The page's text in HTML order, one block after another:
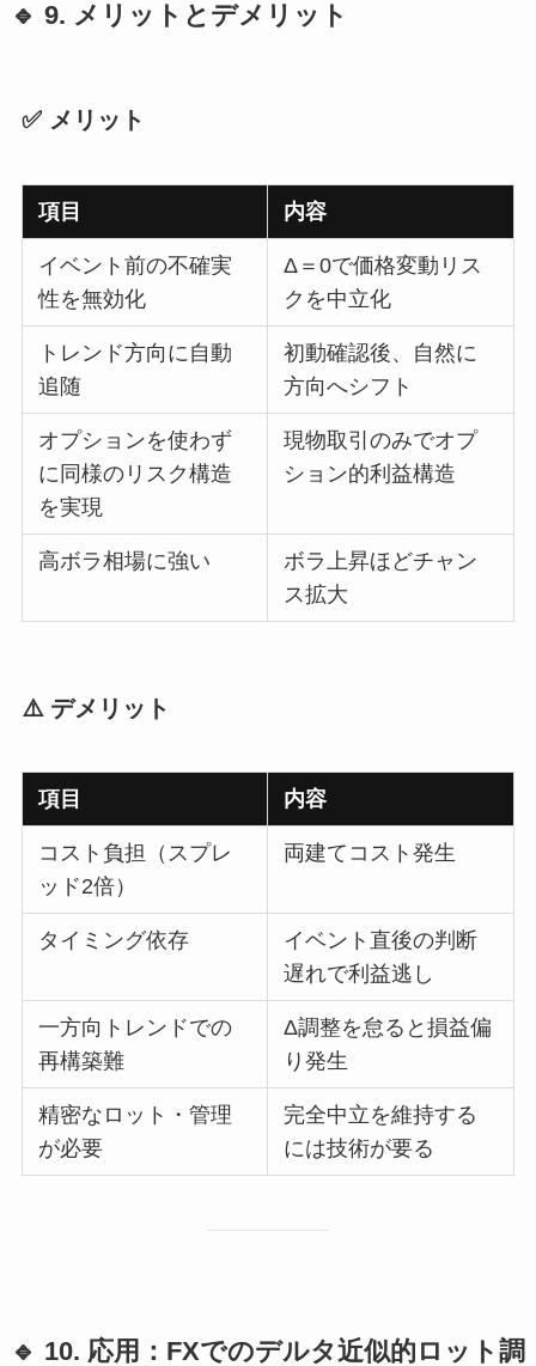
🔹 9. メリットとデメリット
✅ メリット
項目 内容
イベント前の不確実
性を無効化
Δ＝0で価格変動リス
クを中立化
トレンド方向に自動
追随
初動確認後、自然に
方向へシフト
オプションを使わず
に同様のリスク構造
を実現
現物取引のみでオプ
ション的利益構造
高ボラ相場に強い
ボラ上昇ほどチャン
ス拡大
⚠️ デメリット
項目 内容
コスト負担（スプレ
ッド2倍）
両建てコスト発生
タイミング依存
イベント直後の判断
遅れで利益逃し
一方向トレンドでの
再構築難
Δ調整を怠ると損益偏
り発生
精密なロット・管理
が必要
完全中立を維持する
には技術が要る
🔹 10. 応用：FXでのデルタ近似的ロット調